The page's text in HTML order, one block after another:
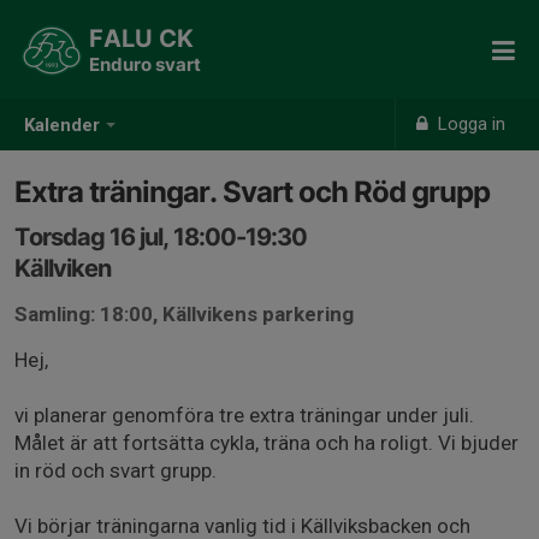
Kalender Logga in
FALU CK
Enduro svart
Extra träningar. Svart och Röd grupp
Torsdag 16 jul, 18:00-19:30
Källviken
Samling: 18:00, Källvikens parkering
Hej,
vi planerar genomföra tre extra träningar under juli.
Målet är att fortsätta cykla, träna och ha roligt. Vi bjuder
in röd och svart grupp.
Vi börjar träningarna vanlig tid i Källviksbacken och